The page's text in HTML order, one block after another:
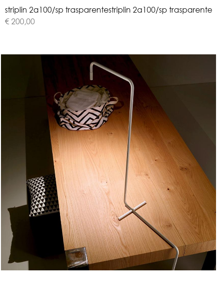
striplin 2a100/sp trasparentestriplin 2a100/sp trasparente
€ 200,00